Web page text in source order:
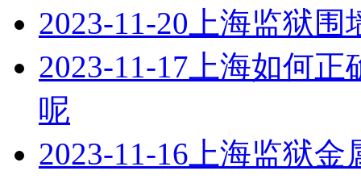
2023-11-20 上海监狱
2023-11-17 上海如何
呢
2023-11-16 上海监狱